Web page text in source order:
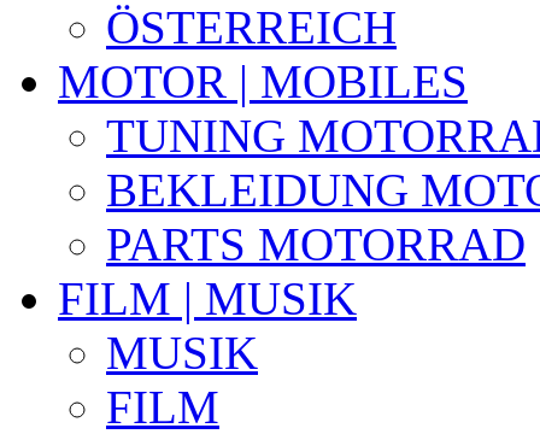
ÖSTERREICH
MOTOR | MOBILES
TUNING
BEKLEIDUNG
PARTS MOTORRAD
FILM | MUSIK
MUSIK
FILM